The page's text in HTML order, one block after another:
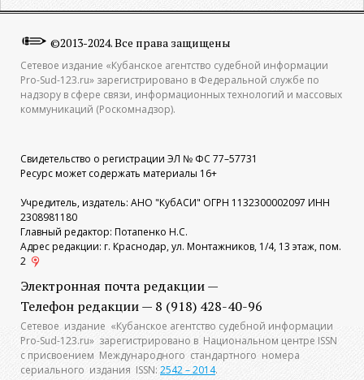
©2013-2024. Все права защищены
Сетевое издание «Кубанское агентство судебной информации
Pro-Sud-123.ru» зарегистрировано в Федеральной службе по
надзору в сфере связи, информационных технологий и массовых
коммуникаций (Роскомнадзор).
Свидетельство о регистрации ЭЛ № ФС 77–57731
Ресурс может содержать материалы 16+
Учредитель, издатель: АНО "КубАСИ" ОГРН 1132300002097 ИНН
2308981180
Главный редактор: Потапенко Н.С.
Адрес редакции: г. Краснодар, ул. Монтажников, 1/4, 13 этаж, пом.
2
Электронная почта редакции —
Телефон редакции — 8 (918) 428-40-96
Сетевое издание «Кубанское агентство судебной информации
Pro-Sud-123.ru» зарегистрировано в Национальном центре ISSN
с присвоением Международного стандартного номера
сериального издания ISSN: 2542 – 2014.